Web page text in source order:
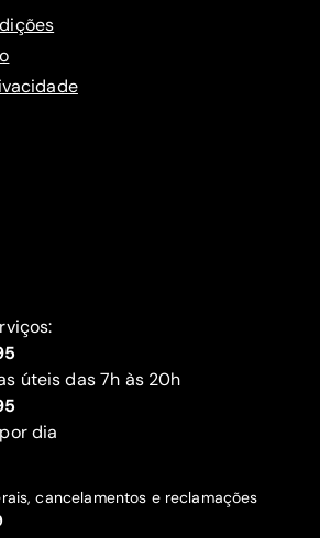
úteis das 7h às 20h
dia
cancelamentos e reclamações